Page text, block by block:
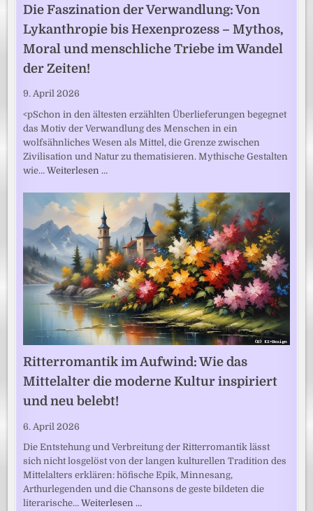
Die Faszination der Verwandlung: Von
Lykanthropie bis Hexenprozess – Mythos,
Moral und menschliche Triebe im Wandel
der Zeiten!
9. April 2026
<pSchon in den ältesten erzählten Überlieferungen begegnet
das Motiv der Verwandlung des Menschen in ein
wolfsähnliches Wesen als Mittel, die Grenze zwischen
Zivilisation und Natur zu thematisieren. Mythische Gestalten
wie…Weiterlesen …
Ritterromantik im Aufwind: Wie das
Mittelalter die moderne Kultur inspiriert
und neu belebt!
6. April 2026
Die Entstehung und Verbreitung der Ritterromantik lässt
sich nicht losgelöst von der langen kulturellen Tradition des
Mittelalters erklären: höfische Epik, Minnesang,
Arthurlegenden und die Chansons de geste bildeten die
literarische…Weiterlesen …